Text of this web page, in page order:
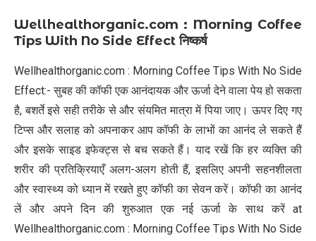
Wellhealthorganic.com : Morning Coffee
Tips With No Side Effectनिष्कर्ष
Wellhealthorganic.com : Morning Coffee Tips With No Side
Effect:- सुबह की कॉफी एक आनंदायक और ऊर्जा देने वाला पेय हो सकता
है, बशर्ते इसे सही तरीके से और संयमित मात्रा में पिया जाए। ऊपर दिए गए
टिप्स और सलाह को अपनाकर आप कॉफी के लाभों का आनंद ले सकते हैं
और इसके साइड इफेक्ट्स से बच सकते हैं। याद रखें कि हर व्यक्ति की
शरीर की प्रतिक्रियाएँ अलग-अलग होती हैं, इसलिए अपनी सहनशीलता
और स्वास्थ्य को ध्यान में रखते हुए कॉफी का सेवन करें। कॉफी का आनंद
लें और अपने दिन की शुरुआत एक नई ऊर्जा के साथ करें at
Wellhealthorganic.com : Morning Coffee Tips With No Side